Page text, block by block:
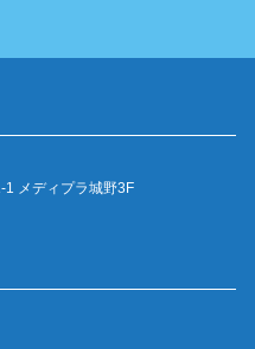
1 メディプラ城野3F